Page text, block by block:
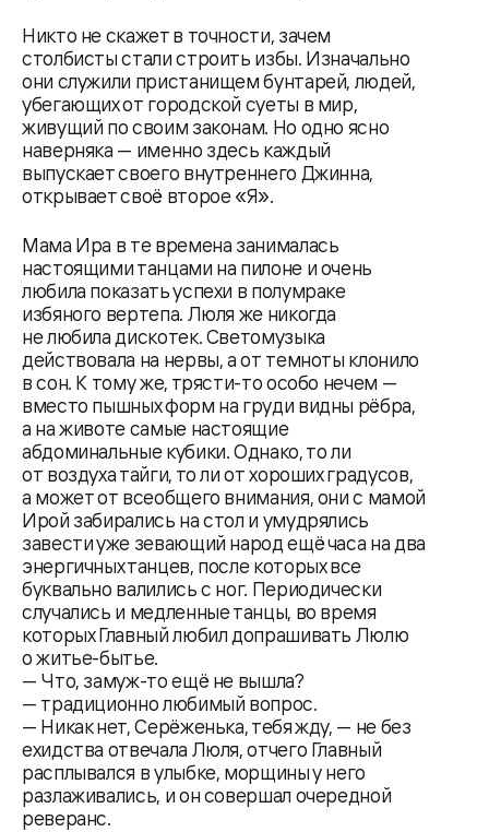
Никто не скажет в точности, зачем
столбисты стали строить избы. Изначально
они служили пристанищем бунтарей, людей,
убегающих от городской суеты в мир,
живущий по своим законам. Но одно ясно
наверняка — именно здесь каждый
выпускает своего внутреннего Джинна,
открывает своё второе «Я».
Мама Ира в те времена занималась
настоящими танцами на пилоне и очень
любила показать успехи в полумраке
избяного вертепа. Люля же никогда
не любила дискотек. Светомузыка
действовала на нервы, а от темноты клонило
в сон. К тому же, трясти-то особо нечем —
вместо пышных форм на груди видны рёбра,
а на животе самые настоящие
абдоминальные кубики. Однако, то ли
от воздуха тайги, то ли от хороших градусов,
а может от всеобщего внимания, они с мамой
Ирой забирались на стол и умудрялись
завести уже зевающий народ ещё часа на два
энергичных танцев, после которых все
буквально валились с ног. Периодически
случались и медленные танцы, во время
которых Главный любил допрашивать Люлю
о житье-бытье.
— Что, замуж-то ещё не вышла?
— традиционно любимый вопрос.
— Никак нет, Серёженька, тебя жду, — не без
ехидства отвечала Люля, отчего Главный
расплывался в улыбке, морщины у него
разлаживались, и он совершал очередной
реверанс.